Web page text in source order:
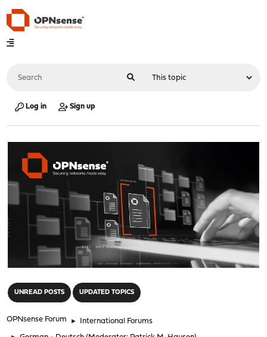
Log in Sign up
UNREAD POSTS UPDATED TOPICS
OPNsense Forum ► International Forums